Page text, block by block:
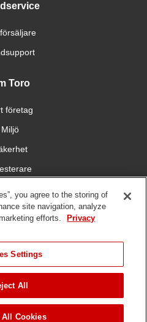
Toro
företag
Miljö
med oss
DMCA/copyrightpolicy
Alla rättigheter reserverade.
you agree to the storing of
site navigation, analyze
efforts.
Privacy
Settings
All
All Cookies